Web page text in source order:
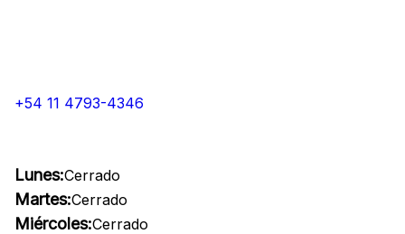
+54 11 4793-4346
Lunes:Cerrado
Martes:Cerrado
Miércoles:Cerrado